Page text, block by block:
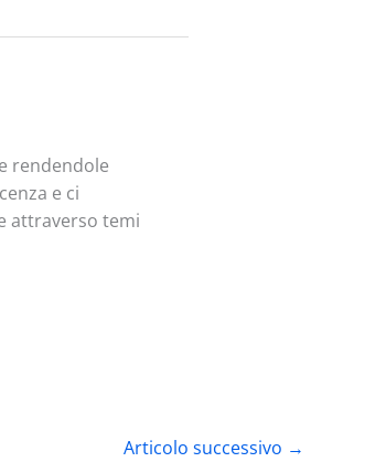
rendendole
e ci
attraverso temi
Articolo successivo →